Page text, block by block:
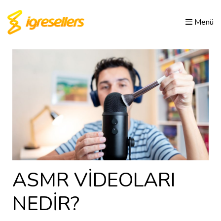
Menü
ASMR VİDEOLARI
NEDİR?